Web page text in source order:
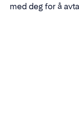
med deg for å